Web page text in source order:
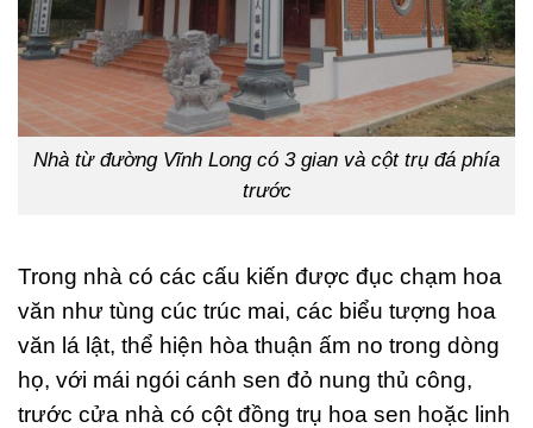
Nhà từ đường Vĩnh Long có 3 gian và cột trụ đá phía
trước
Trong nhà có các cấu kiến được đục chạm hoa
văn như tùng cúc trúc mai, các biểu tượng hoa
văn lá lật, thể hiện hòa thuận ấm no trong dòng
họ, với mái ngói cánh sen đỏ nung thủ công,
trước cửa nhà có cột đồng trụ hoa sen hoặc linh